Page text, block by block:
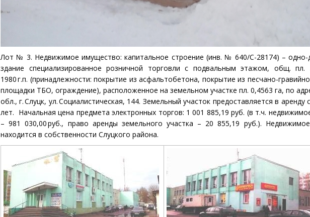
Лот № 3. Недвижимое имущество: капитальное строение (инв. № 640/С-28174) – одно-
здание специализированное розничной торговли с подвальным этажом, общ. пл.
1980 г.п. (принадлежности: покрытие из асфальтобетона, покрытие из песчано-
площадки ТБО, ограждение), расположенное на земельном участке пл. 0,4563 га, по
обл., г. Слуцк, ул. Социалистическая, 144. Земельный участок предоставляется в аренду
лет. Начальная цена предмета электронных торгов: 1 001 885,19руб. (в т.ч.
– 981 030,00 руб., право аренды земельного участка – 20 855,19 руб.).
находится в собственности Слуцкого района.